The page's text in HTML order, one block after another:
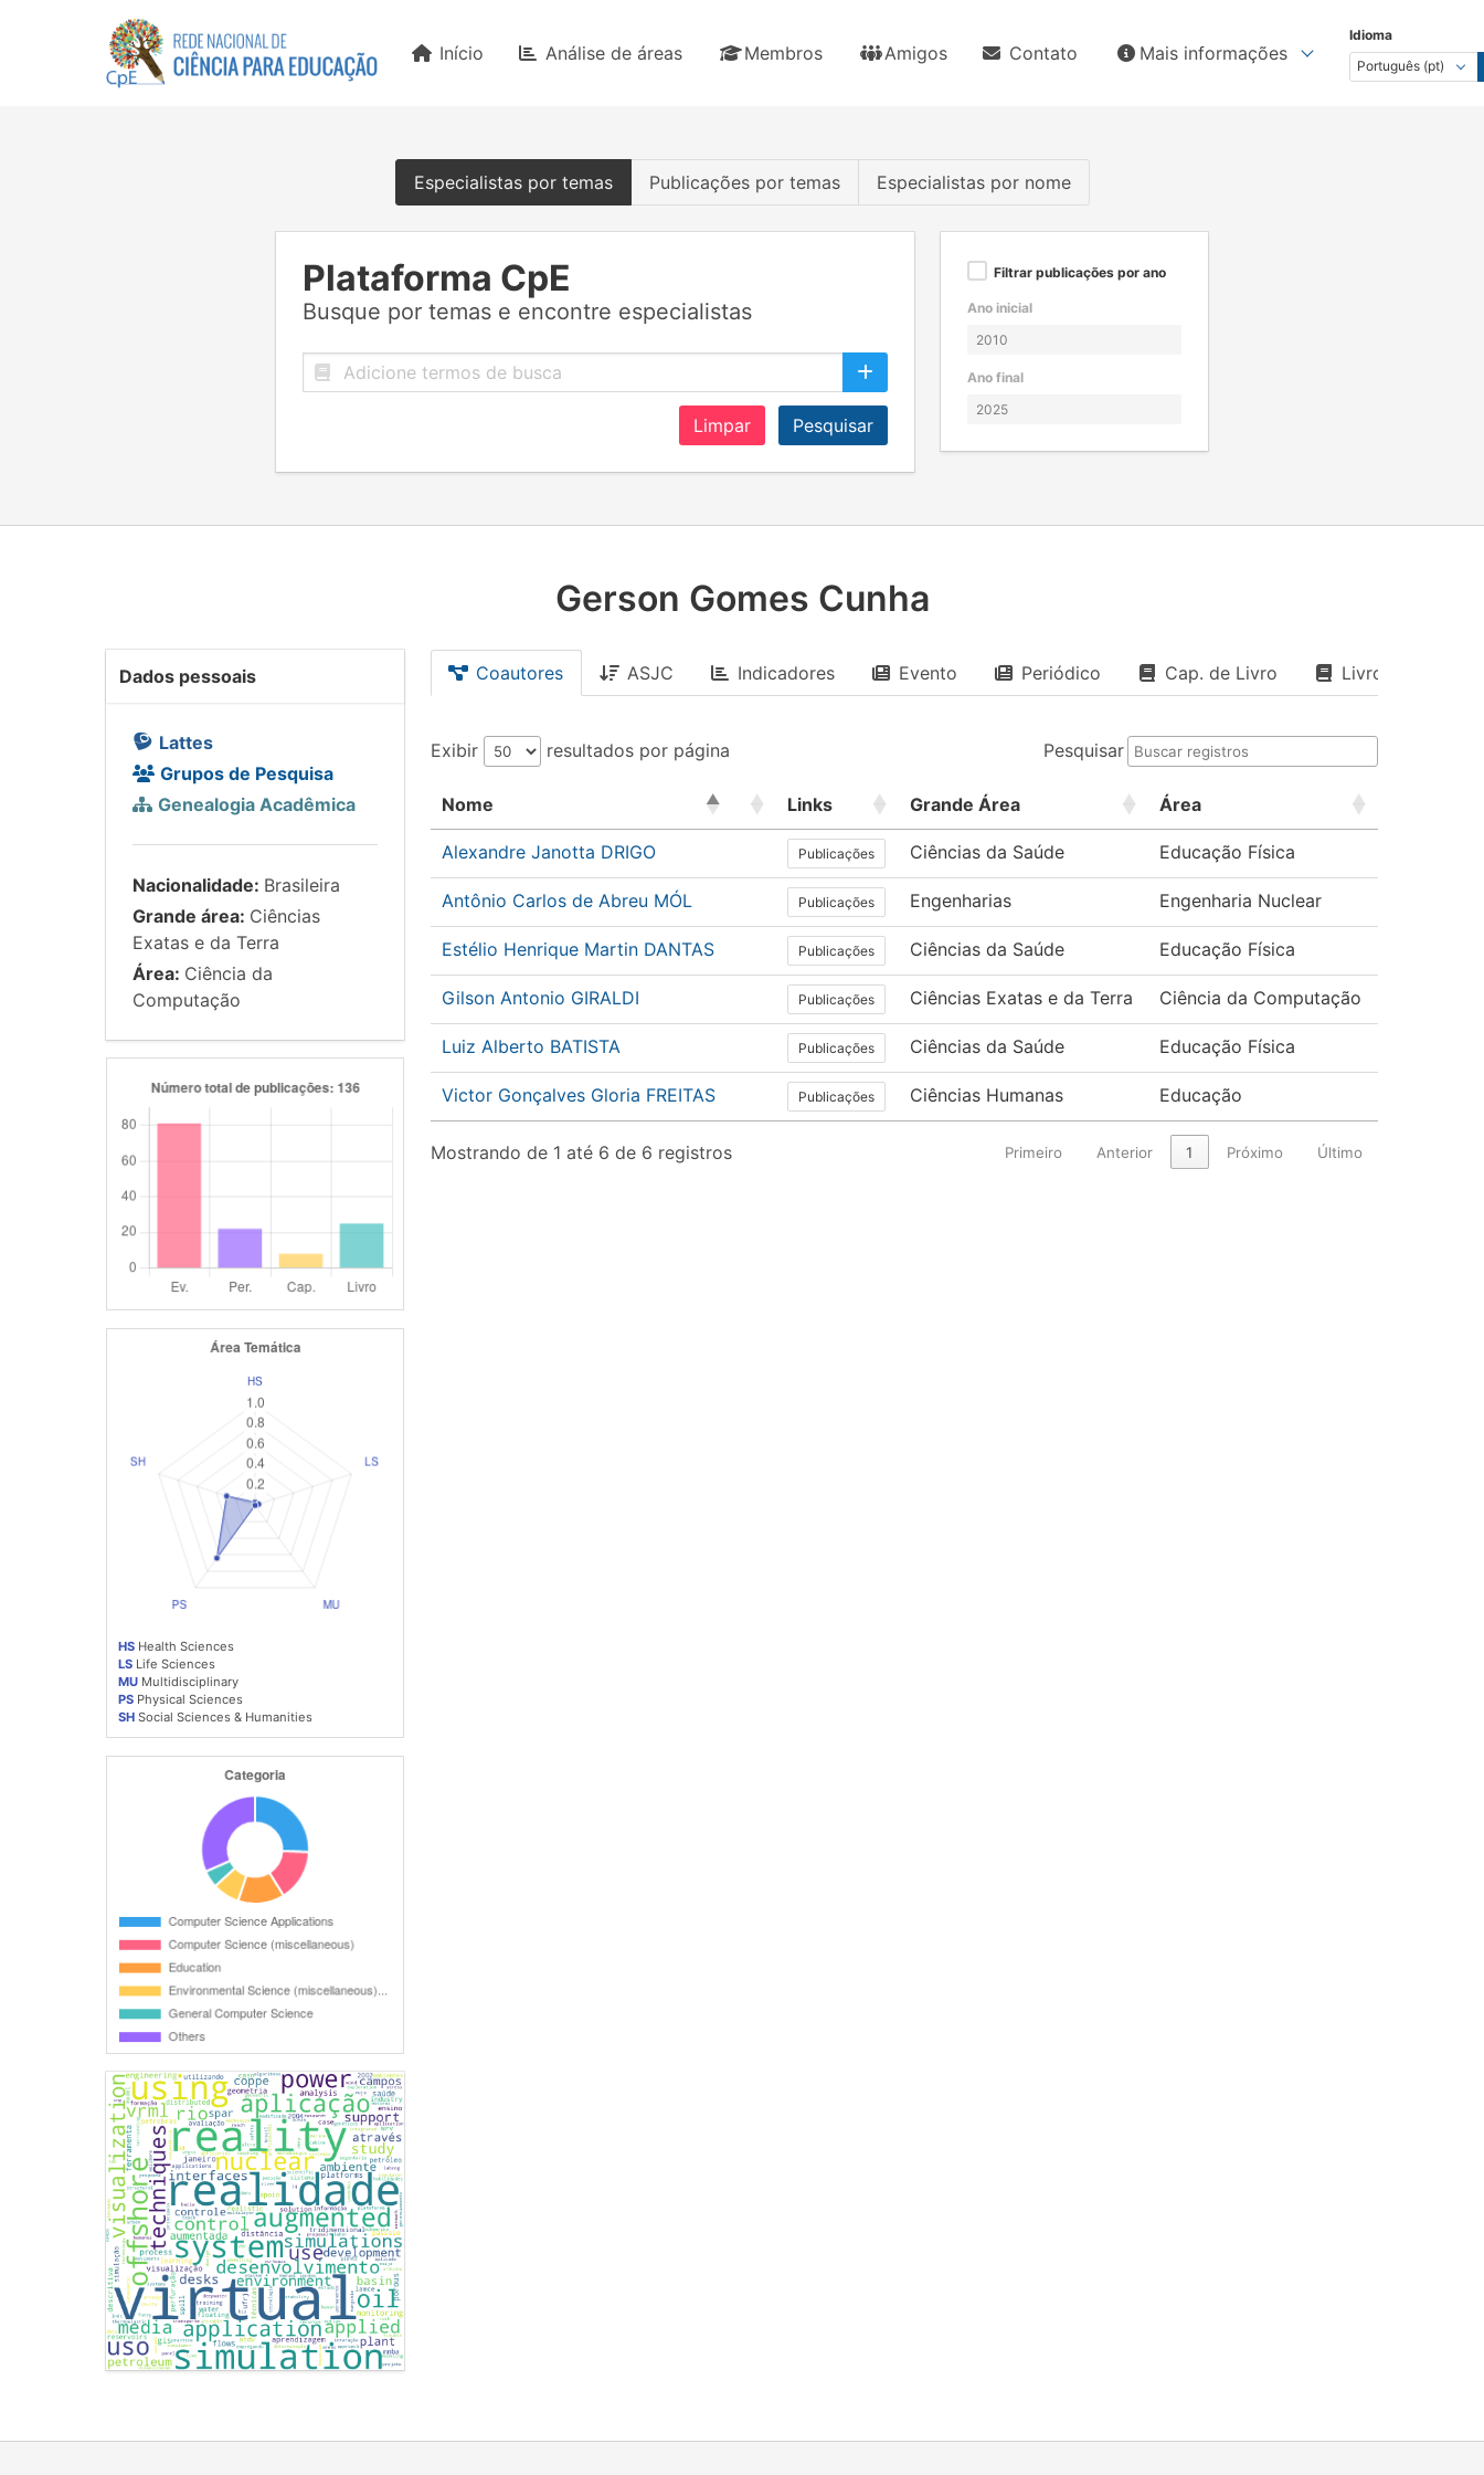
Início Análise de áreas Membros Amigos Contato Mais informações
Idioma
Especialistas por temas Publicações por temas Especialistas por nome
Plataforma CpE
Busque por temas e encontre especialistas
Limpar Pesquisar
Filtrar publicações por ano
Ano inicial
Ano final
Gerson Gomes Cunha
Dados pessoais
Lattes
Grupos de Pesquisa
Genealogia Acadêmica
Nacionalidade: Brasileira
Grande área: Ciências
Exatas e da Terra
Área: Ciência da
Computação
HS Health Sciences
LS Life Sciences
MU Multidisciplinary
PS Physical Sciences
SH Social Sciences & Humanities
Coautores ASJC Indicadores Evento Periódico Cap. de Livro Livro
Exibir resultados por página Pesquisar
Nome Links Grande Área Área
Alexandre Janotta DRIGO Publicações Ciências da Saúde Educação Física
Antônio Carlos de Abreu MÓL Publicações Engenharias Engenharia Nuclear
Estélio Henrique Martin DANTAS Publicações Ciências da Saúde Educação Física
Gilson Antonio GIRALDI Publicações Ciências Exatas e da Terra Ciência da Computação
Luiz Alberto BATISTA Publicações Ciências da Saúde Educação Física
Victor Gonçalves Gloria FREITAS Publicações Ciências Humanas Educação
Mostrando de 1 até 6 de 6 registros Primeiro Anterior 1 Próximo Último